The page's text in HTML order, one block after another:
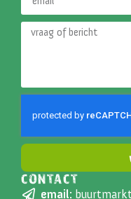
Alternative:
CONTACT
email: